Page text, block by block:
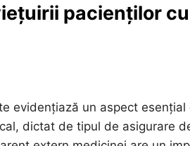
pacienților cu
evidențiază un aspect esențial
dictat de tipul de asigurare